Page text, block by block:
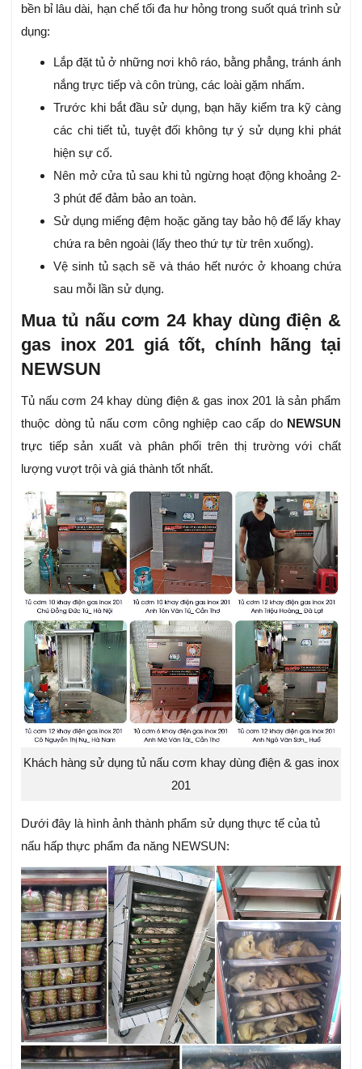
bền bỉ lâu dài, hạn chế tối đa hư hỏng trong suốt quá trình sử
dụng:
Lắp đặt tủ ở những nơi khô ráo, bằng phẳng, tránh ánh
nắng trực tiếp và côn trùng, các loài gặm nhấm.
Trước khi bắt đầu sử dụng, bạn hãy kiểm tra kỹ càng
các chi tiết tủ, tuyệt đối không tự ý sử dụng khi phát
hiện sự cố.
Nên mở cửa tủ sau khi tủ ngừng hoạt động khoảng 2-
3 phút để đảm bảo an toàn.
Sử dụng miếng đệm hoặc găng tay bảo hộ để lấy khay
chứa ra bên ngoài (lấy theo thứ tự từ trên xuống).
Vệ sinh tủ sạch sẽ và tháo hết nước ở khoang chứa
sau mỗi lần sử dụng.
Mua tủ nấu cơm 24 khay dùng điện &
gas inox 201 giá tốt, chính hãng tại
NEWSUN
Tủ nấu cơm 24 khay dùng điện & gas inox 201 là sản phẩm
thuộc dòng tủ nấu cơm công nghiệp cao cấp do NEWSUN
trực tiếp sản xuất và phân phối trên thị trường với chất
lượng vượt trội và giá thành tốt nhất.
Khách hàng sử dụng tủ nấu cơm khay dùng điện & gas inox
201
Dưới đây là hình ảnh thành phẩm sử dụng thực tế của tủ
nấu hấp thực phẩm đa năng NEWSUN: